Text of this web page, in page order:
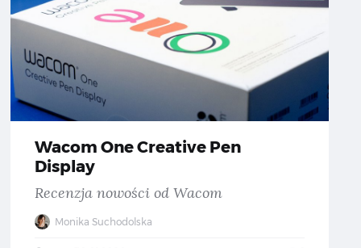
Wacom One Creative Pen
Display
Recenzja nowości od Wacom
Monika Suchodolska